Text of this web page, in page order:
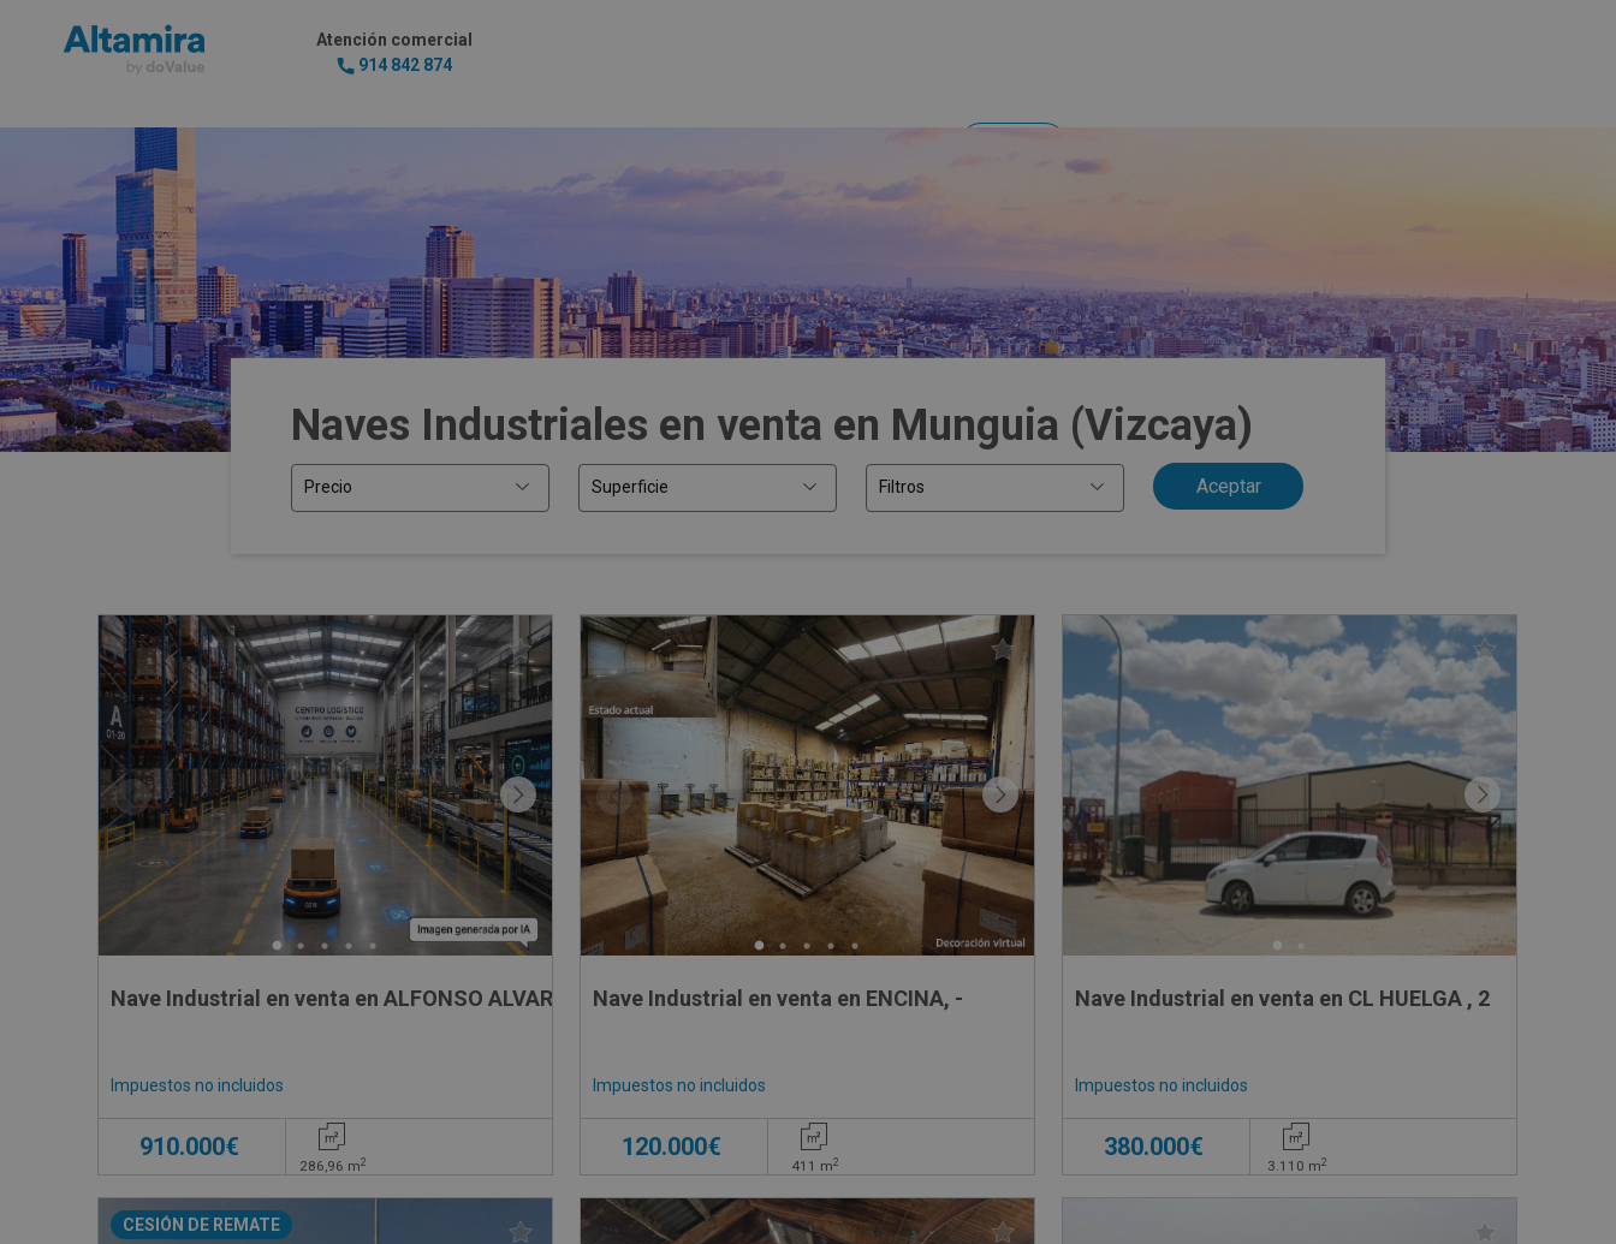
Atención comercial
914 842 874
Naves Industriales en venta en Munguia (Vizcaya)
Precio Superficie Filtros
Nave Industrial en venta en ALFONSO ALVAREZ MIRANDA, -
Impuestos no incluidos
910.000€
286,96 m2
Nave Industrial en venta en ENCINA, -
Impuestos no incluidos
120.000€
411 m2
Nave Industrial en venta en CL HUELGA , 2
Impuestos no incluidos
380.000€
3.110 m2
CESIÓN DE REMATE